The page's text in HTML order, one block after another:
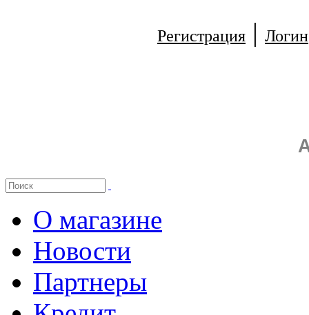
Регистрация | Логин
О магазине
Новости
Партнеры